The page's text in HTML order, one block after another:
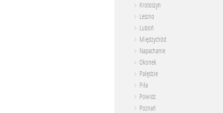
Krotoszyn
Leszno
Luboń
Międzychód
Napachanie
Okonek
Palędzie
Piła
Powidz
Poznań